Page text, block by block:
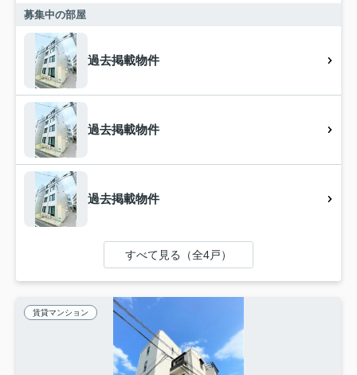
募集中の部屋
過去掲載物件
過去掲載物件
過去掲載物件
すべて見る（全4戸）
賃貸マンション